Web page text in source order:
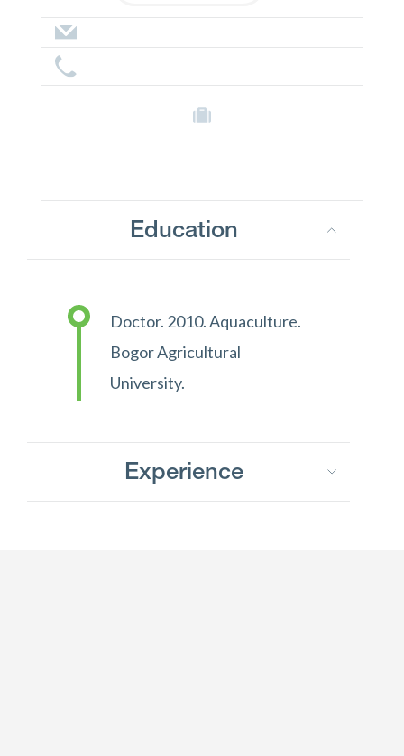
Education
Doctor. 2010. Aquaculture.
Bogor Agricultural
University.
Experience